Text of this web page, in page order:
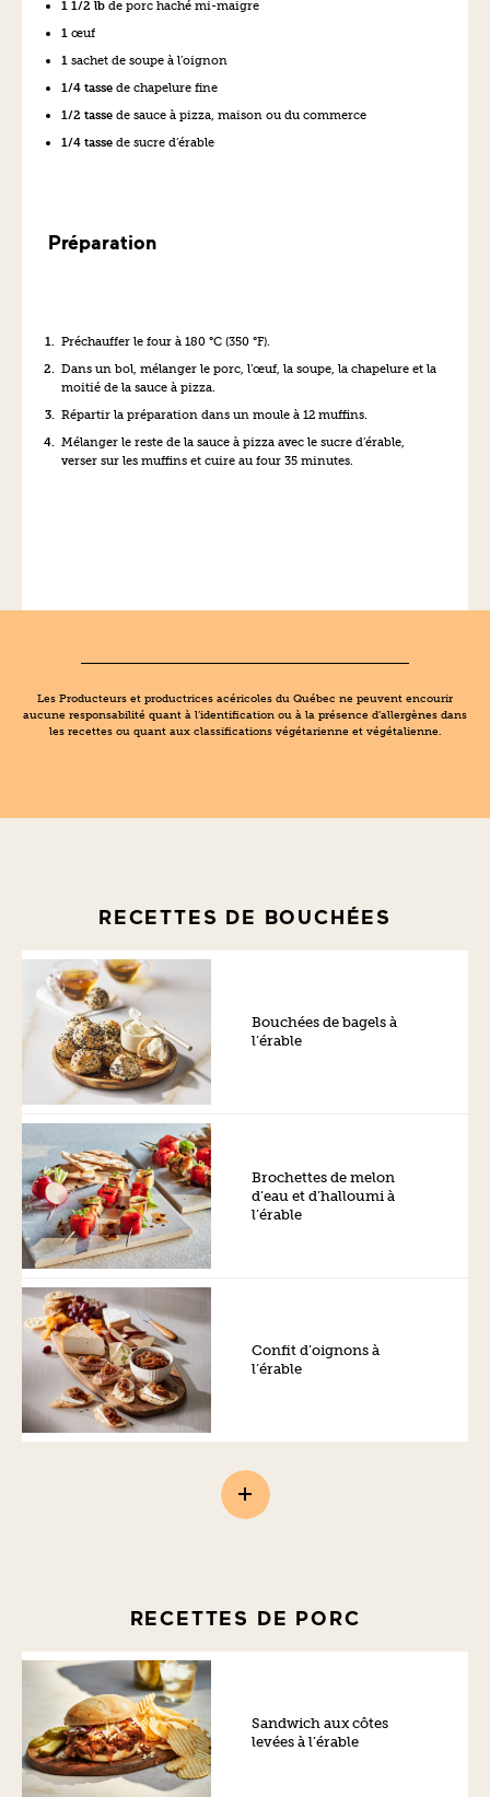
1 1/2 lb de porc haché mi-maigre
1 œuf
1 sachet de soupe à l’oignon
1/4 tasse de chapelure fine
1/2 tasse de sauce à pizza, maison ou du commerce
1/4 tasse de sucre d’érable
Préparation
Préchauffer le four à 180 °C (350 °F).
Dans un bol, mélanger le porc, l’œuf, la soupe, la chapelure et la
moitié de la sauce à pizza.
Répartir la préparation dans un moule à 12 muffins.
Mélanger le reste de la sauce à pizza avec le sucre d’érable,
verser sur les muffins et cuire au four 35 minutes.
Les Producteurs et productrices acéricoles du Québec ne peuvent encourir
aucune responsabilité quant à l’identification ou à la présence d’allergènes dans
les recettes ou quant aux classifications végétarienne et végétalienne.
RECETTES DE BOUCHÉES
Bouchées de bagels à
l’érable
Brochettes de melon
d’eau et d’halloumi à
l’érable
Confit d’oignons à
l’érable
RECETTES DE PORC
Sandwich aux côtes
levées à l’érable